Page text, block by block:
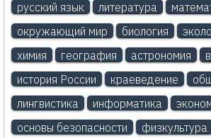
русский язык литература
окружающий мир
биология
химия
география астрономия
история России
краеведение
лингвистика
информатика
основы безопасности
физкультура